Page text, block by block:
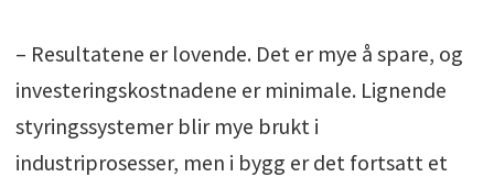
– Resultatene er lovende. Det er mye å spare, og
investeringskostnadene er minimale. Lignende
styringssystemer blir mye brukt i
industriprosesser, men i bygg er det fortsatt et